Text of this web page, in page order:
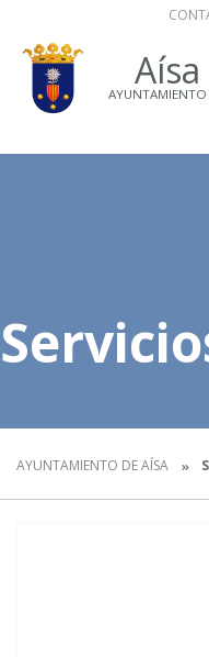
Aísa
AYUNTAMIENTO
AYUNTAMIENTO DE AÍSA